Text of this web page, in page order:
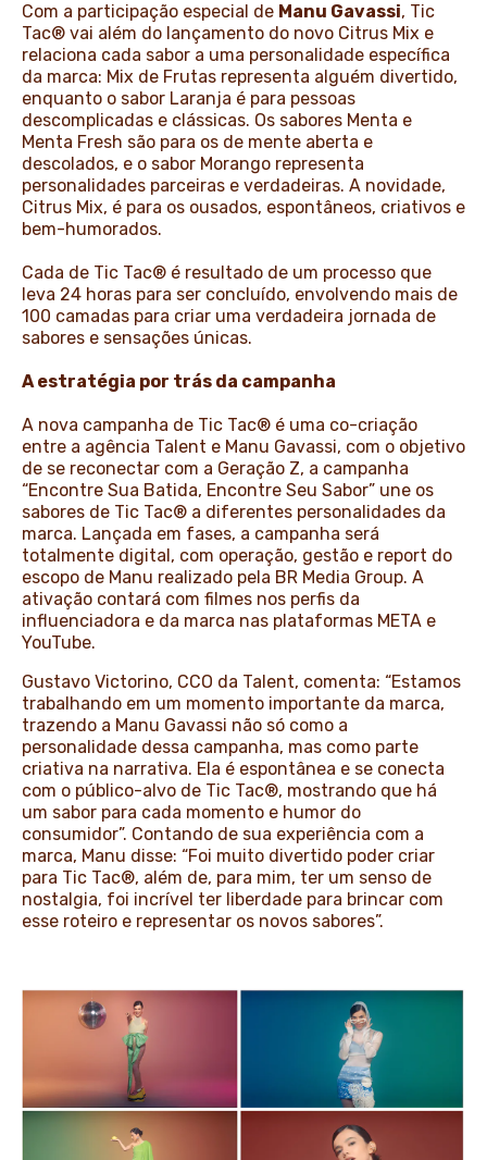
Com a participação especial de Manu Gavassi, Tic
Tac® vai além do lançamento do novo Citrus Mix e
relaciona cada sabor a uma personalidade específica
da marca: Mix de Frutas representa alguém divertido,
enquanto o sabor Laranja é para pessoas
descomplicadas e clássicas. Os sabores Menta e
Menta Fresh são para os de mente aberta e
descolados, e o sabor Morango representa
personalidades parceiras e verdadeiras. A novidade,
Citrus Mix, é para os ousados, espontâneos, criativos e
bem-humorados.
Cada de Tic Tac® é resultado de um processo que
leva 24 horas para ser concluído, envolvendo mais de
100 camadas para criar uma verdadeira jornada de
sabores e sensações únicas.
A estratégia por trás da campanha
A nova campanha de Tic Tac® é uma co-criação
entre a agência Talent e Manu Gavassi, com o objetivo
de se reconectar com a Geração Z, a campanha
“Encontre Sua Batida, Encontre Seu Sabor” une os
sabores de Tic Tac® a diferentes personalidades da
marca. Lançada em fases, a campanha será
totalmente digital, com operação, gestão e report do
escopo de Manu realizado pela BR Media Group. A
ativação contará com filmes nos perfis da
influenciadora e da marca nas plataformas META e
YouTube.
Gustavo Victorino, CCO da Talent, comenta: “Estamos
trabalhando em um momento importante da marca,
trazendo a Manu Gavassi não só como a
personalidade dessa campanha, mas como parte
criativa na narrativa. Ela é espontânea e se conecta
com o público-alvo de Tic Tac®, mostrando que há
um sabor para cada momento e humor do
consumidor”. Contando de sua experiência com a
marca, Manu disse: “Foi muito divertido poder criar
para Tic Tac®, além de, para mim, ter um senso de
nostalgia, foi incrível ter liberdade para brincar com
esse roteiro e representar os novos sabores”.